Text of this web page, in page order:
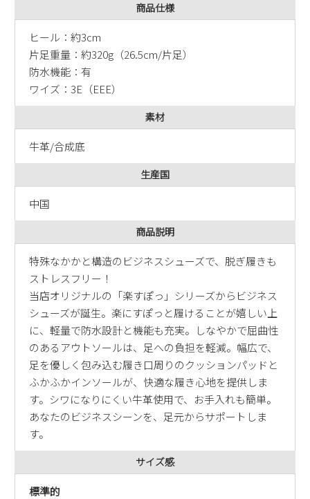
商品仕様
ヒール：約3cm
片足重量：約320g（26.5cm/片足）
防水機能：有
ワイズ：3E（EEE）
素材
牛革/合成底
生産国
中国
商品説明
特殊なかかと構造のビジネスシューズで、脱ぎ履きも
ストレスフリー！
当店オリジナルの「楽すぽっ」シリーズからビジネス
シューズが誕生。楽にすぽっと履けることが嬉しい上
に、軽量で防水設計と機能も充実。しなやかで屈曲性
のあるアウトソールは、足への負担を軽減。幅広で、
足を優しく包み込む履き口周りのクッションパッドと
ふかふかインソールが、快適な履き心地を提供しま
す。シワになりにくい牛革使用で、お手入れも簡単。
あなたのビジネスシーンを、足元からサポートしま
す。
サイズ感
標準的